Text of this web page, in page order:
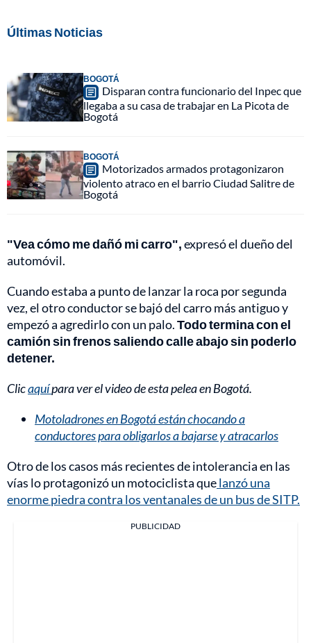
Últimas Noticias
BOGOTÁ
Disparan contra funcionario del Inpec que
llegaba a su casa de trabajar en La Picota de
Bogotá
BOGOTÁ
Motorizados armados protagonizaron
violento atraco en el barrio Ciudad Salitre de
Bogotá
"Vea cómo me dañó mi carro",expresó el dueño del
automóvil.
Cuando estaba a punto de lanzar la roca por segunda
vez, el otro conductor se bajó del carro más antiguo y
empezó a agredirlo con un palo.Todo termina con el
camión sin frenos saliendo calle abajo sin poderlo
detener.
Clicaquípara ver el video de esta pelea en Bogotá.
Motoladrones en Bogotá están chocando a
conductores para obligarlos a bajarse y atracarlos
Otro de los casos más recientes de intolerancia en las
vías lo protagonizó un motociclista quelanzó una
enorme piedra contra los ventanales de un bus de SITP.
PUBLICIDAD